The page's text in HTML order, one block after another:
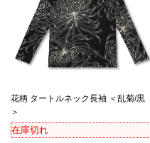
花柄 タートルネック長袖 ＜乱菊/黒
＞
在庫切れ